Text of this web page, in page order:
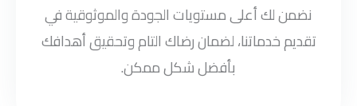
نضمن لك أعلى مستويات الجودة والموثوقية في
تقديم خدماتنا، لضمان رضاك التام وتحقيق أهدافك
بأفضل شكل ممكن.